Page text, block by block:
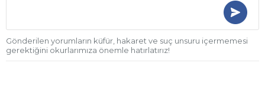
Gönderilen yorumların küfür, hakaret ve suç unsuru içermemesi
gerektiğini okurlarımıza önemle hatırlatırız!